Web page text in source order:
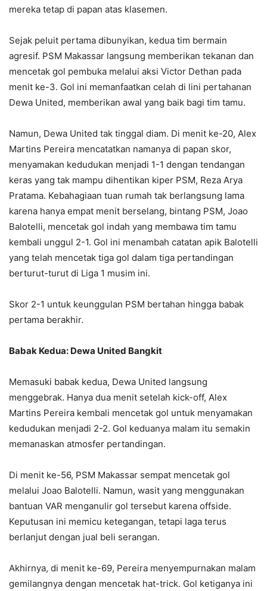
mereka tetap di papan atas klasemen.
Sejak peluit pertama dibunyikan, kedua tim bermain
agresif. PSM Makassar langsung memberikan tekanan dan
mencetak gol pembuka melalui aksi Victor Dethan pada
menit ke-3. Gol ini memanfaatkan celah di lini pertahanan
Dewa United, memberikan awal yang baik bagi tim tamu.
Namun, Dewa United tak tinggal diam. Di menit ke-20, Alex
Martins Pereira mencatatkan namanya di papan skor,
menyamakan kedudukan menjadi 1-1 dengan tendangan
keras yang tak mampu dihentikan kiper PSM, Reza Arya
Pratama. Kebahagiaan tuan rumah tak berlangsung lama
karena hanya empat menit berselang, bintang PSM, Joao
Balotelli, mencetak gol indah yang membawa tim tamu
kembali unggul 2-1. Gol ini menambah catatan apik Balotelli
yang telah mencetak tiga gol dalam tiga pertandingan
berturut-turut di Liga 1 musim ini.
Skor 2-1 untuk keunggulan PSM bertahan hingga babak
pertama berakhir.
Babak Kedua: Dewa United Bangkit
Memasuki babak kedua, Dewa United langsung
menggebrak. Hanya dua menit setelah kick-off, Alex
Martins Pereira kembali mencetak gol untuk menyamakan
kedudukan menjadi 2-2. Gol keduanya malam itu semakin
memanaskan atmosfer pertandingan.
Di menit ke-56, PSM Makassar sempat mencetak gol
melalui Joao Balotelli. Namun, wasit yang menggunakan
bantuan VAR menganulir gol tersebut karena offside.
Keputusan ini memicu ketegangan, tetapi laga terus
berlanjut dengan jual beli serangan.
Akhirnya, di menit ke-69, Pereira menyempurnakan malam
gemilangnya dengan mencetak hat-trick. Gol ketiganya ini